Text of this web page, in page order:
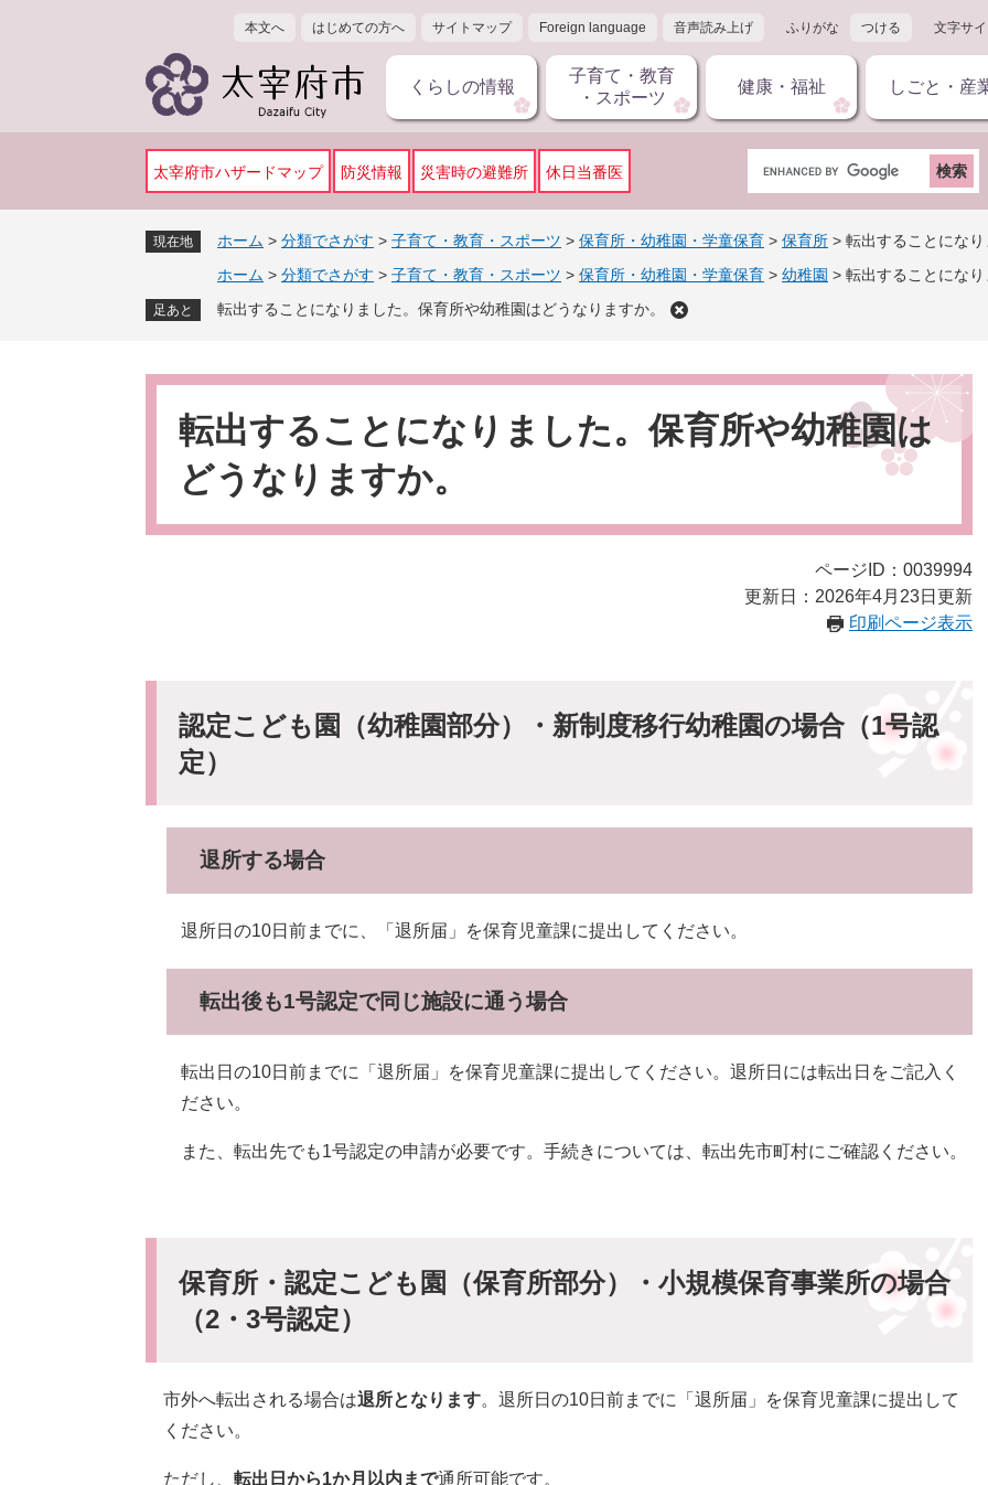
本文へ はじめての方へ サイトマップ Foreign language 音声読み上げ ふりがな つける 文字サ
くらしの情報
子育て・教育
・スポーツ
健康・福祉 しごと・産
太宰府市ハザードマップ 防災情報 災害時の避難所 休日当番医
G
o
g
e
ム
索
現在地 ホーム > 分類でさがす > 子育て・教育・スポーツ > 保育所・幼稚園・学童保育 > 保育所 > 転出することになり
ホーム > 分類でさがす > 子育て・教育・スポーツ > 保育所・幼稚園・学童保育 > 幼稚園 > 転出することになり
足あと 転出することになりました。保育所や幼稚園はどうなりますか。
本
転出することになりました。保育所や幼稚園は
どうなりますか。
ページID：0039994
更新日：2026年4月23日更新
印刷ページ表示
認定こども園（幼稚園部分）・新制度移行幼稚園の場合（1号認
定）
退所する場合
退所日の10日前までに、「退所届」を保育児童課に提出してください。
転出後も1号認定で同じ施設に通う場合
転出日の10日前までに「退所届」を保育児童課に提出してください。退所日には転出日をご記入く
ださい。
また、転出先でも1号認定の申請が必要です。手続きについては、転出先市町村にご確認ください。
保育所・認定こども園（保育所部分）・小規模保育事業所の場合
（2・3号認定）
市外へ転出される場合は退所となります。退所日の10日前までに「退所届」を保育児童課に提出して
ください。
ただし、 転出日から1か月以内まで通所可能です。